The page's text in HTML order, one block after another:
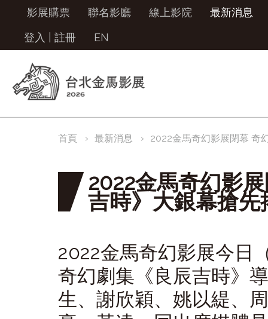
影展購票 聯名影廳 線上影院
最新消息
登入
註冊 EN
首頁 最新消息 2022金馬奇幻影展閉幕 奇
2022金馬奇幻影
吉時》大銀幕搶先
2022金馬奇幻影展今日
奇幻劇集《良辰吉時》
生、謝欣穎、姚以緹、